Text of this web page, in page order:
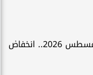
الطقس غدًا السبت 8 أغسطس 2026.. انخفاض